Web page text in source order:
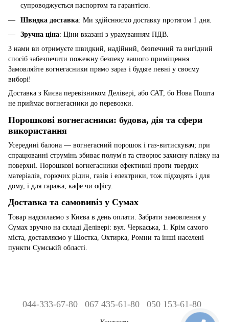
супроводжується паспортом та гарантією.
Швидка доставка: Ми здійснюємо доставку протягом 1 дня.
Зручна ціна: Ціни вказані з урахуванням ПДВ.
З нами ви отримуєте швидкий, надійний, безпечний та вигідний
спосіб забезпечити пожежну безпеку вашого приміщення.
Замовляйте вогнегасники прямо зараз і будьте певні у своєму
виборі!
Доставка з Києва перевізником Делівері, або САТ, бо Нова Пошта
не приймає вогнегасники до перевозки.
Порошкові вогнегасники: будова, дія та сфери
використання
Усередині балона — вогнегасний порошок і газ-витискувач; при
спрацюванні струмінь збиває полум'я та створює захисну плівку на
поверхні. Порошкові вогнегасники ефективні проти твердих
матеріалів, горючих рідин, газів і електрики, тож підходять і для
дому, і для гаража, кафе чи офісу.
Доставка та самовивіз у Сумах
Товар надсилаємо з Києва в день оплати. Забрати замовлення у
Сумах зручно на складі Делівері: вул. Черкаська, 1. Крім самого
міста, доставляємо у Шостка, Охтирка, Ромни та інші населені
пункти Сумській області.
044-333-67-80 067 435-61-80 050 153-61-80